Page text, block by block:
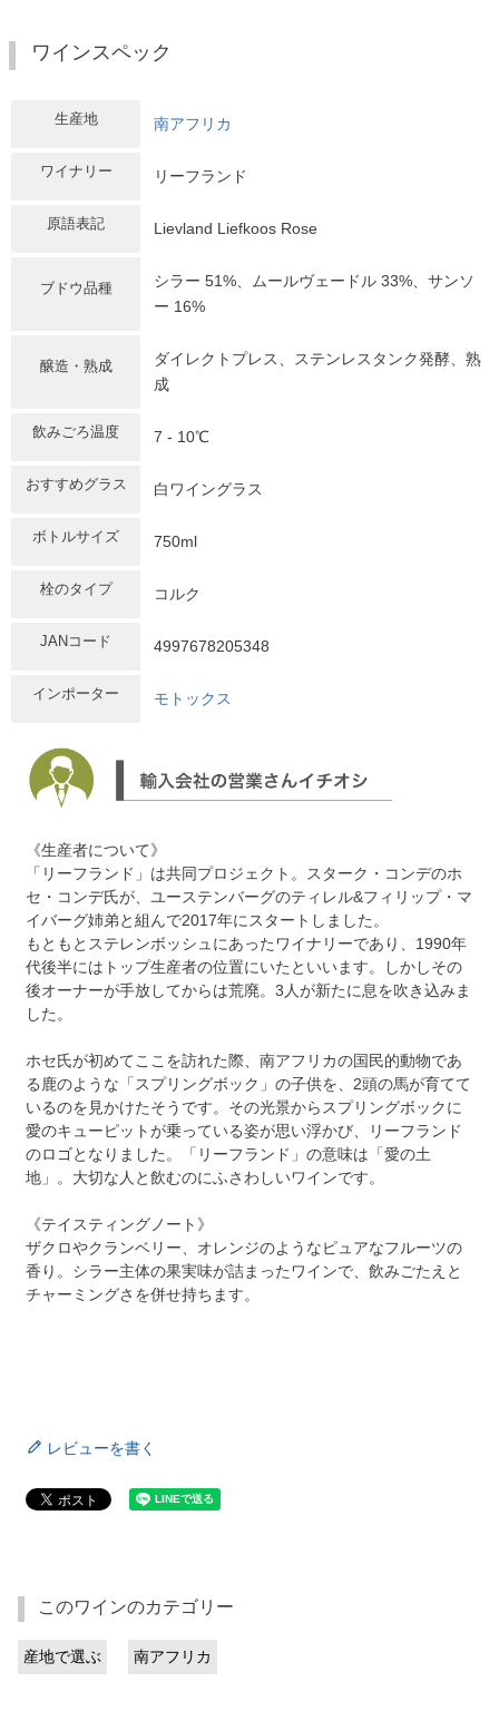
ワインスペック
生産地 南アフリカ
ワイナリー リーフランド
原語表記 Lievland Liefkoos Rose
ブドウ品種
シラー 51%、ムールヴェードル 33%、サンソ
ー 16%
醸造・熟成
ダイレクトプレス、ステンレスタンク発酵、熟
成
飲みごろ温度 7 - 10℃
おすすめグラス 白ワイングラス
ボトルサイズ 750ml
栓のタイプ コルク
JANコード 4997678205348
インポーター モトックス
《生産者について》
「リーフランド」は共同プロジェクト。スターク・コンデのホ
セ・コンデ氏が、ユーステンバーグのティレル&フィリップ・マ
イバーグ姉弟と組んで2017年にスタートしました。
もともとステレンボッシュにあったワイナリーであり、1990年
代後半にはトップ生産者の位置にいたといいます。しかしその
後オーナーが手放してからは荒廃。3人が新たに息を吹き込みま
した。
ホセ氏が初めてここを訪れた際、南アフリカの国民的動物であ
る鹿のような「スプリングボック」の子供を、2頭の馬が育てて
いるのを見かけたそうです。その光景からスプリングボックに
愛のキューピットが乗っている姿が思い浮かび、リーフランド
のロゴとなりました。「リーフランド」の意味は「愛の土
地」。大切な人と飲むのにふさわしいワインです。
《テイスティングノート》
ザクロやクランベリー、オレンジのようなピュアなフルーツの
香り。シラー主体の果実味が詰まったワインで、飲みごたえと
チャーミングさを併せ持ちます。
レビューを書く
このワインのカテゴリー
産地で選ぶ 南アフリカ